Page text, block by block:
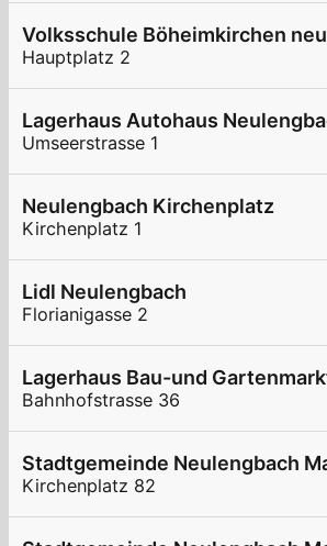
Volksschule Böheimkirchen neu
Hauptplatz 2
Lagerhaus Autohaus
Umseerstrasse 1
Neulengbach Kirchenplatz
Kirchenplatz 1
Lidl Neulengbach
Florianigasse 2
Lagerhaus Bau-und
Bahnhofstrasse 36
Stadtgemeinde Neulengbach
Kirchenplatz 82